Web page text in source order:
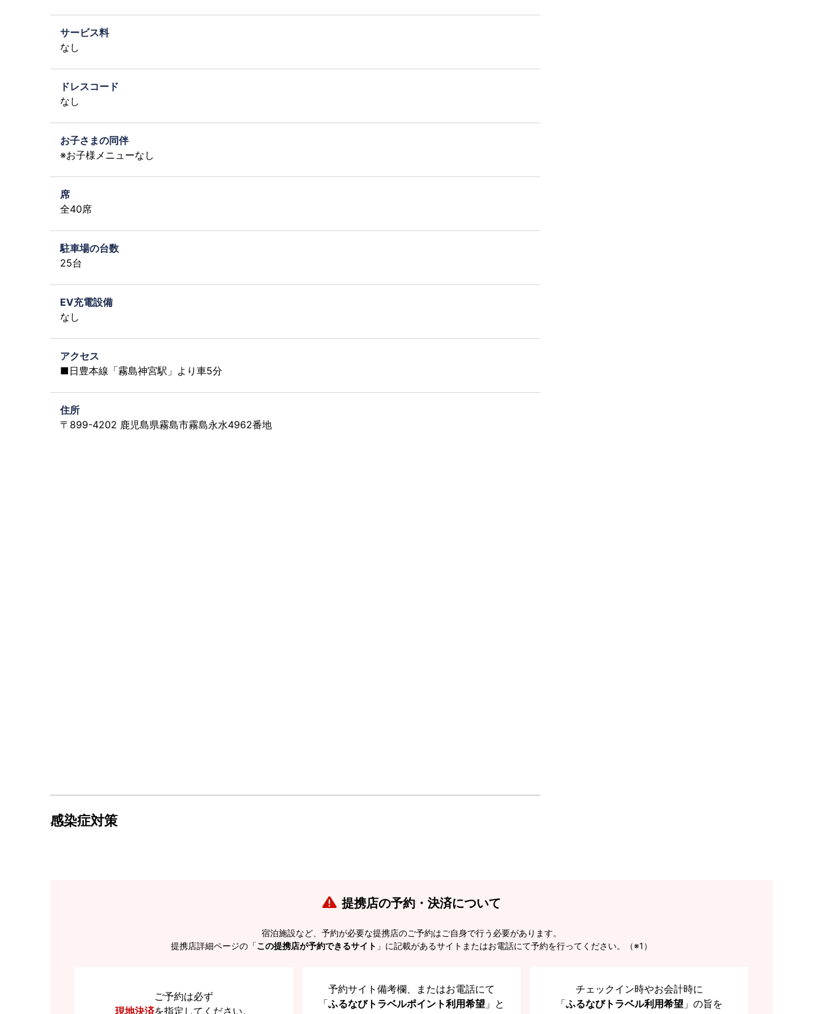
サービス料
なし
ドレスコード
なし
お子さまの同伴
※お子様メニューなし
席
全40席
駐車場の台数
25台
EV充電設備
なし
アクセス
■日豊本線「霧島神宮駅」より車5分
住所
〒899-4202 鹿児島県霧島市霧島永水4962番地
感染症対策
提携店の予約・決済について
宿泊施設など、予約が必要な提携店のご予約はご自身で行う必要があります。
提携店詳細ページの「この提携店が予約できるサイト 」に記載があるサイトまたはお電話にて予約を行ってください。（※1）
ご予約は必ず
現地決済を指定してください。
予約サイト備考欄、またはお電話にて
「ふるなびトラベルポイント利用希望 」と
チェックイン時やお会計時に
「ふるなびトラベル利用希望 」の旨を